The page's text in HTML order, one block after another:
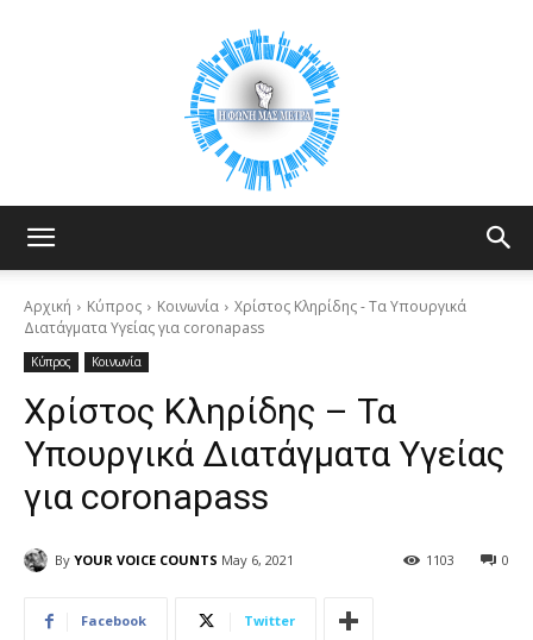
Counts
Αρχική Κύπρος Κοινωνία
Χρίστος Κληρίδης - Τα Υπουργικά
Διατάγματα Υγείας για coronapass
Κύπρος Κοινωνία
Χρίστος Κληρίδης – Τα
Υπουργικά Διατάγματα Υγείας
για coronapass
By YOUR VOICE COUNTS May 6, 2021 0
1103
Facebook Twitter